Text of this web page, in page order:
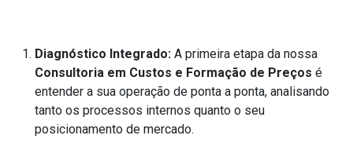
Diagnóstico Integrado: A primeira etapa da nossa
Consultoria em Custos e Formação de Preços é
entender a sua operação de ponta a ponta, analisando
tanto os processos internos quanto o seu
posicionamento de mercado.